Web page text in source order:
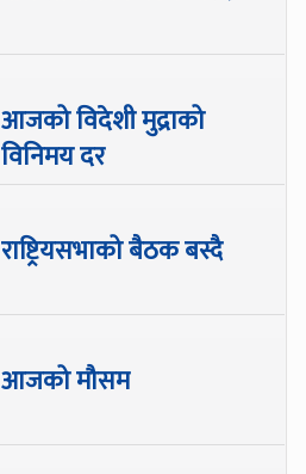
आजको विदेशी मुद्राको
विनिमय दर
राष्ट्रियसभाको बैठक बस्दै
आजको मौसम